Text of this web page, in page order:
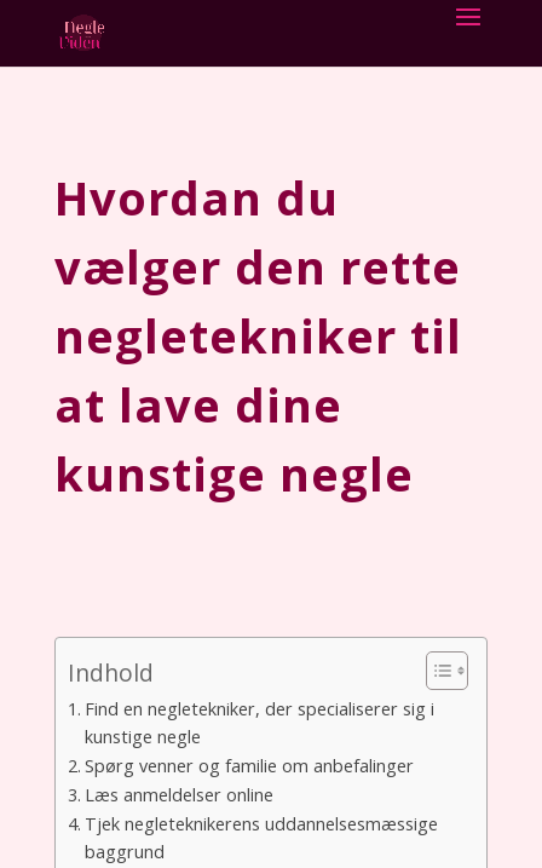
Hvordan du
vælger den rette
negletekniker til
at lave dine
kunstige negle
Indhold
Find en negletekniker, der specialiserer sig i
kunstige negle
Spørg venner og familie om anbefalinger
Læs anmeldelser online
Tjek negleteknikerens uddannelsesmæssige
baggrund